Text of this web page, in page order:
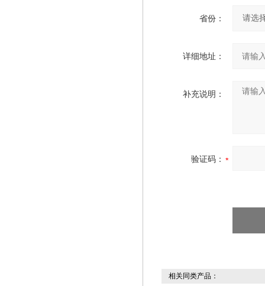
省份：
详细地址：
补充说明：
验证码：
相关同类产品：